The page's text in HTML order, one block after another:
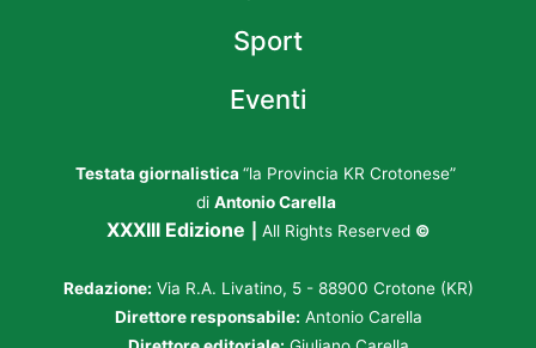
Sport
Eventi
Testata giornalistica “la Provincia KR Crotonese”
di Antonio Carella
XXXIII Edizione All Rights Reserved ©
Redazione: Via R.A. Livatino, 5 - 88900 Crotone (KR)
Direttore responsabile: Antonio Carella